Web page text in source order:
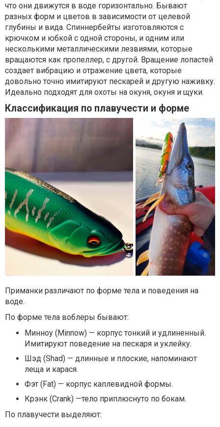
что они движутся в воде горизонтально. Бывают
разных форм и цветов в зависимости от целевой
глубины и вида. Спиннербейты изготовляются с
крючком и юбкой с одной стороны, и одним или
несколькими металлическими лезвиями, которые
вращаются как пропеллер, с другой. Вращение лопастей
создает вибрацию и отражение цвета, которые
довольно точно имитируют пескарей и другую наживку.
Идеально подходят для охоты на окуня, окуня и щуки.
Классификация по плавучести и форме
Приманки различают по форме тела и поведения на
воде.
По форме тела воблеры бывают:
Минноу (Minnow) — корпус тонкий и удлиненный.
Имитируют поведение на пескаря и уклейку.
Шэд (Shad) — длинные и плоские, напоминают
леща и карася.
Фэт (Fat) — корпус каплевидной формы.
Крэнк (Crank) —тело приплюснуто по бокам.
По плавучести выделяют: